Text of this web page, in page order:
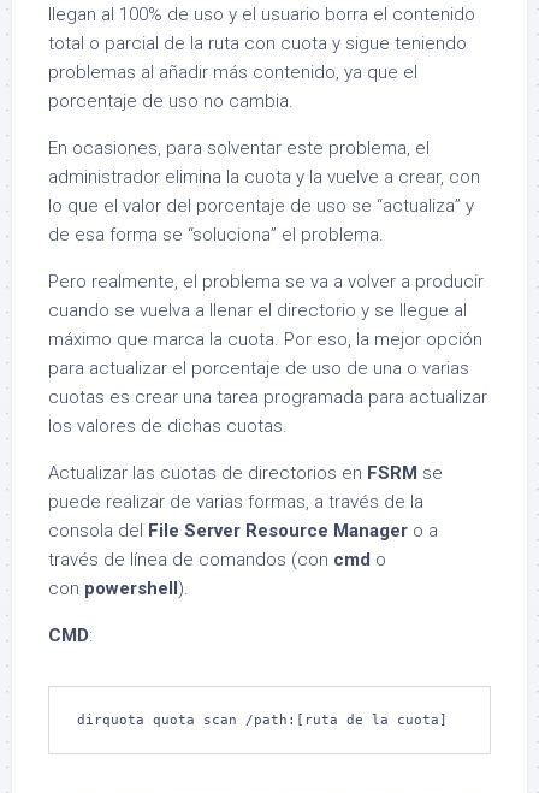
llegan al 100% de uso y el usuario borra el contenido
total o parcial de la ruta con cuota y sigue teniendo
problemas al añadir más contenido, ya que el
porcentaje de uso no cambia.
En ocasiones, para solventar este problema, el
administrador elimina la cuota y la vuelve a crear, con
lo que el valor del porcentaje de uso se “actualiza” y
de esa forma se “soluciona” el problema.
Pero realmente, el problema se va a volver a producir
cuando se vuelva a llenar el directorio y se llegue al
máximo que marca la cuota. Por eso, la mejor opción
para actualizar el porcentaje de uso de una o varias
cuotas es crear una tarea programada para actualizar
los valores de dichas cuotas.
Actualizar las cuotas de directorios en FSRM se
puede realizar de varias formas, a través de la
consola del File Server Resource Manager o a
través de línea de comandos (con cmd o
con powershell).
CMD:
dirquota quota scan /path:[ruta de la cuota]